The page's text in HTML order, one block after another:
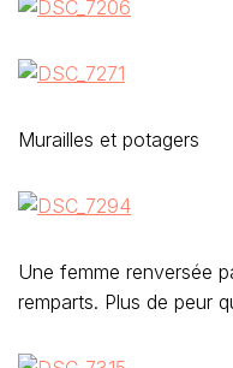
Murailles et potagers
Une femme renversée
remparts. Plus de peur